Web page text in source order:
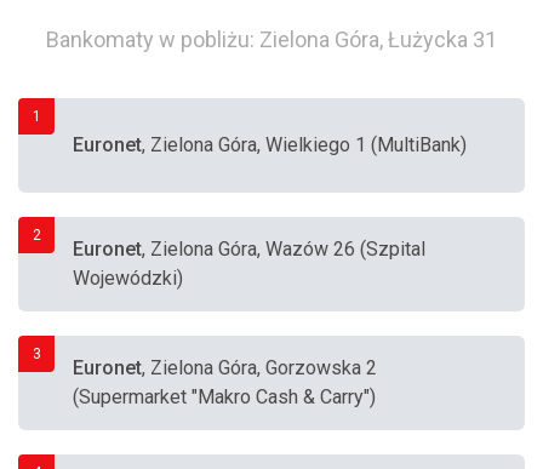
Bankomaty w pobliżu: Zielona Góra, Łużycka 31
1
Euronet, Zielona Góra, Wielkiego 1 (MultiBank)
2
Euronet, Zielona Góra, Wazów 26 (Szpital
Wojewódzki)
3
Euronet, Zielona Góra, Gorzowska 2
(Supermarket "Makro Cash & Carry")